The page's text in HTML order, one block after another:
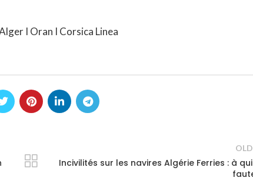
I Oran I Corsica Linea
Incivilités sur les navires Algérie Ferries : à